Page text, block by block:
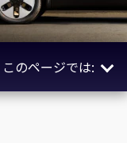
このページでは:
概要